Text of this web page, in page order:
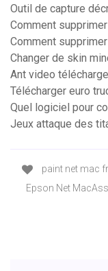
Outil de capture
Comment
Comment
Changer de skin
Ant video
Télécharger euro
Quel logiciel pour
Jeux attaque des
paint net mac
Epson Net